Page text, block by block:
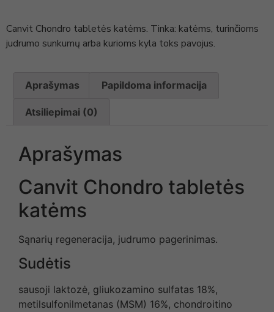
Canvit Chondro tabletės katėms. Tinka: katėms, turinčioms
judrumo sunkumų arba kurioms kyla toks pavojus.
Aprašymas Papildoma informacija
Atsiliepimai (0)
Aprašymas
Canvit Chondro tabletės
katėms
Sąnarių regeneracija, judrumo pagerinimas.
Sudėtis
sausoji laktozė, gliukozamino sulfatas 18%,
metilsulfonilmetanas (MSM) 16%, chondroitino